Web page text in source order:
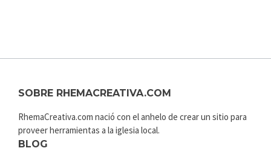
SOBRE RHEMACREATIVA.COM
RhemaCreativa.com nació con el anhelo de crear un sitio para
proveer herramientas a la iglesia local.
BLOG